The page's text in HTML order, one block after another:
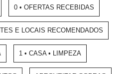
0 • OFERTAS RECEBIDAS
E LOCAIS RECOMENDADOS
1 • CASA • LIMPEZA